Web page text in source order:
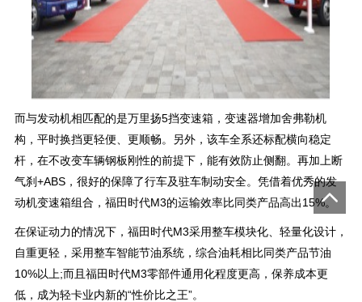
而与发动机相匹配的是万里扬5挡变速箱，变速器增加舍弗勒机
构，平时换挡更轻便、更顺畅。另外，该车全系还标配横向稳定
杆，在不改变车辆钢板刚性的前提下，能有效防止侧翻。再加上断
气刹+ABS，很好的保障了行车及驻车制动安全。凭借着优秀的发
动机变速箱组合，福田时代M3的运输效率比同类产品高出15%。
在保证动力的情况下，福田时代M3采用整车模块化、轻量化设计，
自重更轻，采用整车智能节油系统，综合油耗相比同类产品节油
10%以上;而且福田时代M3零部件通用化程度更高，保养成本更
低，成为轻卡业内新的“性价比之王”。